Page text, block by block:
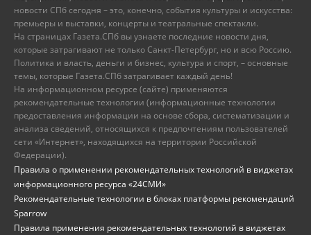
новости СПб сегодня – это, конечно, события культуры и искусства:
премьеры и выставки, концерты и театральные спектакли.
На страницах Газета.СПб вы узнаете последние новости дня,
которые затрагивают не только Санкт-Петербург, но и всю Россию.
Политика и власть, деньги и бизнес, культура и спорт, – основные
темы, которые Газета.СПб затрагивает каждый день!
На информационном ресурсе (сайте) применяются
рекомендательные технологии (информационные технологии
предоставления информации на основе сбора, систематизации и
анализа сведений, относящихся к предпочтениям пользователей
сети «Интернет», находящихся на территории Российской
Федерации).
Правила о применении рекомендательных технологий в виджетах
информационного ресурса «24СМИ»
Рекомендательные технологии в блоках платформы рекомендаций
Sparrow
Правила применения рекомендательных технологий в виджетах